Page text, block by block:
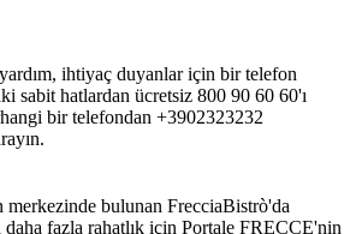
ihtiyaç duyanlar için bir telefon
sabit hatlardan ücretsiz 800 90 60 60'ı
bir telefondan +3902323232
merkezinde bulunan FrecciaBistrò'da
daha fazla rahatlık için Portale FRECCE'nin